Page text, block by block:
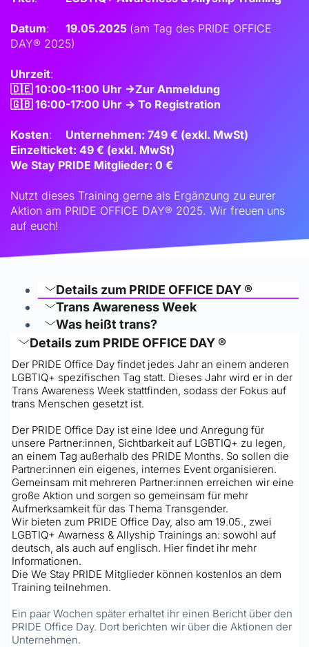
Datum: 19.05.2025 (am Tag des PRIDE OFFICE
DAY® 2025)
Uhrzeit:
🇩🇪 10:00-11:00 Uhr ->Zur Anmeldung
🇬🇧 16:00-17:00 Uhr -> To Registration
Kosten:
Unternehmen: 749 € (exkl. MwSt)
Einzelticket: 49 € (exkl. MwSt)
We Stay PRIDE Mitglieder: 0 €
Nutzt dieses Training gerne als Ergänzung zu eurer
Aktion am PRIDE OFFICE DAY® 2025. Wir freuen uns
auf euch!
Details zum PRIDE OFFICE DAY ®
Trans Awareness Week
Was heißt trans?
Details zum PRIDE OFFICE DAY ®
Der PRIDE Office Day findet jedes Jahr an einem anderen
LGBTIQ+ spezifischen Tag statt. Dieses Jahr wird er in der
Trans Awareness Week stattfinden, sodass der Fokus auf
trans Menschen gesetzt ist.
Der PRIDE Office Day ist eine Idee und Anregung für
unsere Partner:innen, Sichtbarkeit auf LGBTIQ+ zu legen,
an einem Tag außerhalb des PRIDE Months. So sollen die
Partner:innen ein eigenes, internes Event organisieren.
Gemeinsam mit mehreren Partner:innen erreichen wir eine
große Aktion und sorgen so gemeinsam für mehr
Aufmerksamkeit für das Thema Transgender.
Wir bieten zum PRIDE Office Day, also am 19.05., zwei
LGBTIQ+ Awarness & Allyship Trainings an: sowohl auf
Informationen.
Die We Stay PRIDE Mitglieder können kostenlos an dem
Training teilnehmen.
Ein paar Wochen später erhaltet ihr einen Bericht über den
PRIDE Office Day. Dort berichten wir über die Aktionen der
Unternehmen.